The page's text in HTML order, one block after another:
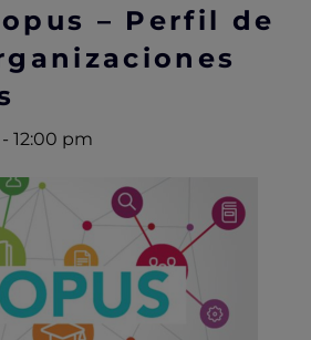
– Perfil de
- 12:00 pm